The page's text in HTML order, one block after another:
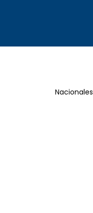
Nacionales